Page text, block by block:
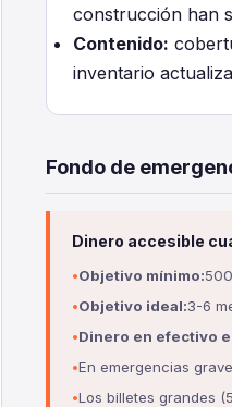
construcción han
Contenido:
inventario
Fondo de
Dinero accesible
Objetivo mínimo:
Objetivo ideal:3-6
Dinero en efectivo
En emergencias
Los billetes grandes